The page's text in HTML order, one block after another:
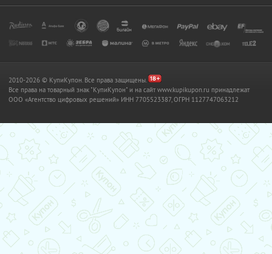
2010-2026 © КупиКупон. Все права защищены.
Все права на товарный знак "КупиКупон" и на сайт www.kupikupon.ru принадлежат
OOO «Агентство цифровых решений» ИНН 7705523387, ОГРН 1127747063212